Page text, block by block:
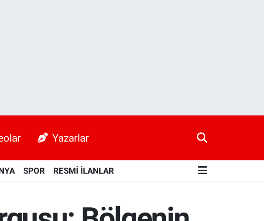
Yazarlar
SPOR RESMİ İLANLAR